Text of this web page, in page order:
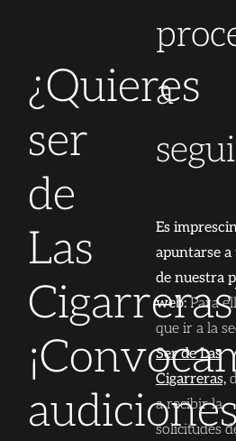
¿Quieres
ser
de
Las
a
Es
apuntarse
de nuestra
web:Para
que ir a la
Ser de Las
Cigarreras,
a recibir la
solicitudes